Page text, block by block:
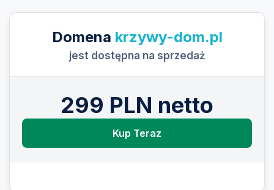
Domena krzywy-dom.pl
jest dostępna na sprzedaż
299 PLN netto
Kup Teraz